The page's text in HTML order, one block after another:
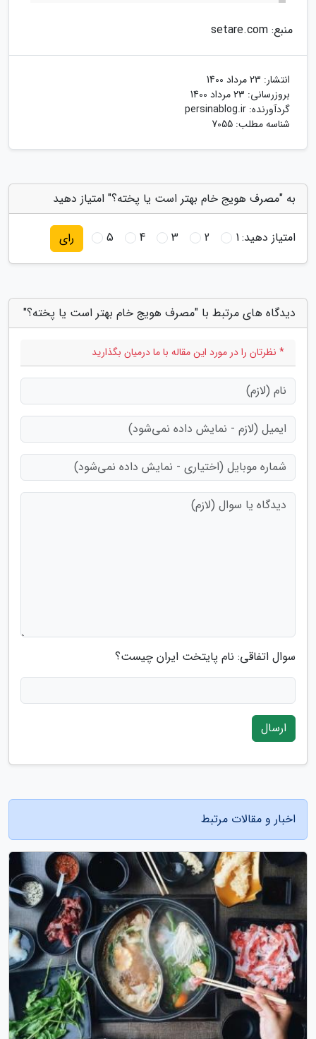
منبع: setare.com
انتشار: 23 مرداد 1400
بروزرسانی: 23 مرداد 1400
گردآورنده: persinablog.ir
شناسه مطلب: 7055
به "مصرف هویج خام بهتر است یا پخته؟" امتیاز دهید
امتیاز دهید:1
2
3
4
5 رای
دیدگاه های مرتبط با "مصرف هویج خام بهتر است یا پخته؟"
* نظرتان را در مورد این مقاله با ما درمیان بگذارید
سوال اتفاقی: نام پایتخت ایران چیست؟
ارسال
اخبار و مقالات مرتبط